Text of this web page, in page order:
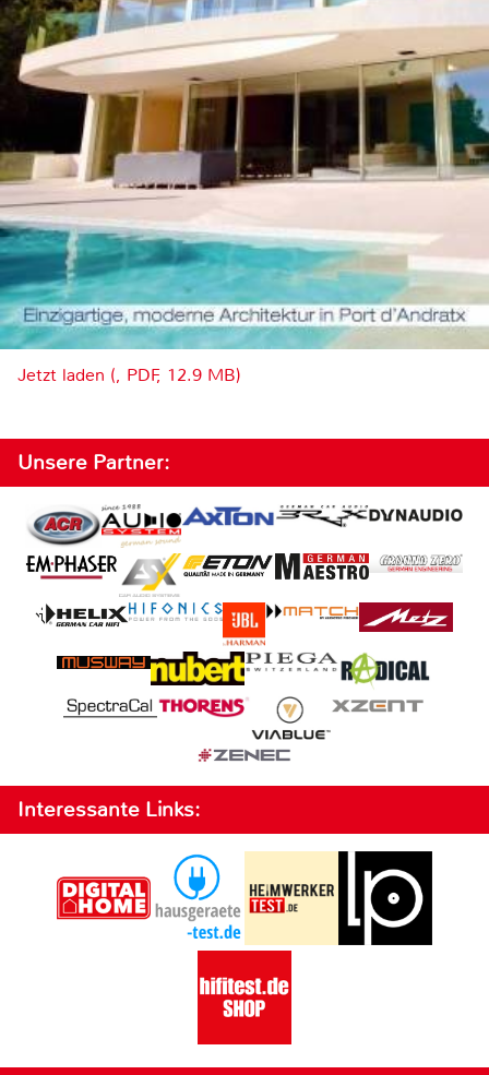
Jetzt laden (, PDF, 12.9 MB)
Unsere Partner:
Interessante Links: